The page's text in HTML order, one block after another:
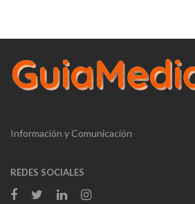
Información y Comunicación
REDES SOCIALES